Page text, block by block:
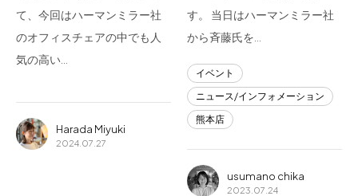
て、今回はハーマンミラー社
のオフィスチェアの中でも人
気の高い…
Harada Miyuki
2024.07.27
す。 当日はハーマンミラー社
から斉藤氏を…
イベント
ニュース/インフォメーション
熊本店
usumano chika
2023.07.24